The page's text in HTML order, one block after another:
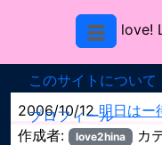
love!
このサイトについて
プロフィール
2006/10/12明日はー
作成者:
love2hina カ